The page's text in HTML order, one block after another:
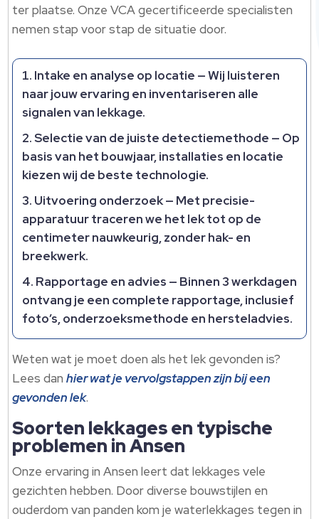
ter plaatse.​ Onze VCA gecertificeerde specialisten
nemen stap voor stap de situatie door.​
Intake en analyse op locatie — Wij luisteren
naar jouw ervaring en inventariseren alle
signalen van lekkage.​
Selectie van de juiste detectiemethode — Op
basis van het bouwjaar, installaties en locatie
kiezen wij de beste technologie.​
Uitvoering onderzoek— Met precisie-
apparatuur traceren we het lek tot op de
centimeter nauwkeurig, zonder hak- en
breekwerk.​
Rapportage en advies — Binnen 3 werkdagen
ontvang je een complete rapportage, inclusief
foto’s, onderzoeksmethode en hersteladvies.​
Weten wat je moet doen als het lek gevonden is?
Lees danhier wat je vervolgstappen zijn bij een
gevonden lek.​
Soorten lekkages en typische
problemen in Ansen
Onze ervaring in Ansen leert dat lekkages vele
gezichten hebben.​ Door diverse bouwstijlen en
ouderdom van panden kom je waterlekkages tegen in